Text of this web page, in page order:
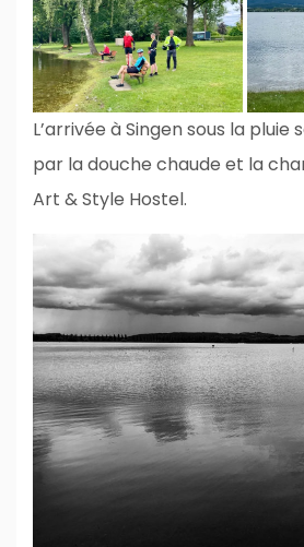
L’arrivée à Singen sous la
par la douche chaude et la
Art & Style Hostel.